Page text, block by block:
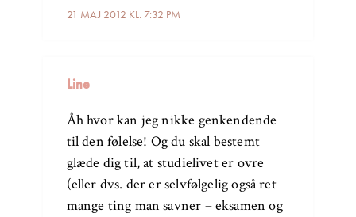
21 MAJ 2012 KL. 7:32 PM
Line
Åh hvor kan jeg nikke genkendende
til den følelse! Og du skal bestemt
glæde dig til, at studielivet er ovre
(eller dvs. der er selvfølgelig også ret
mange ting man savner – eksamen og